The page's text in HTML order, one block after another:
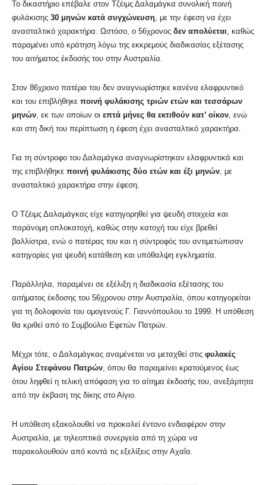
Το δικαστήριο επέβαλε στον Τζέιμς Δαλαμάγκα συνολική ποινή
φυλάκισης 30 μηνών κατά συγχώνευση, με την έφεση να έχει
ανασταλτικό χαρακτήρα. Ωστόσο, ο 56χρονος δεν απολύεται, καθώς
παραμένει υπό κράτηση λόγω της εκκρεμούς διαδικασίας εξέτασης
του αιτήματος έκδοσής του στην Αυστραλία.
Στον 86χρονο πατέρα του δεν αναγνωρίστηκε κανένα ελαφρυντικό
και του επιβλήθηκε ποινή φυλάκισης τριών ετών και τεσσάρων
μηνών, εκ των οποίων οι επτά μήνες θα εκτιθούν κατ’ οίκον, ενώ
και στη δική του περίπτωση η έφεση έχει ανασταλτικό χαρακτήρα.
Για τη σύντροφο του Δαλαμάγκα αναγνωρίστηκαν ελαφρυντικά και
της επιβλήθηκε ποινή φυλάκισης δύο ετών και έξι μηνών, με
ανασταλτικό χαρακτήρα στην έφεση.
Ο Τζέιμς Δαλαμάγκας είχε κατηγορηθεί για ψευδή στοιχεία και
παράνομη οπλοκατοχή, καθώς στην κατοχή του είχε βρεθεί
βαλλίστρα, ενώ ο πατέρας του και η σύντροφός του αντιμετώπισαν
κατηγορίες για ψευδή κατάθεση και υπόθαλψη εγκληματία.
Παράλληλα, παραμένει σε εξέλιξη η διαδικασία εξέτασης του
αιτήματος έκδοσης του 56χρονου στην Αυστραλία, όπου κατηγορείται
για τη δολοφονία του ομογενούς Γ. Γιαννόπουλου το 1999. Η υπόθεση
θα κριθεί από το Συμβούλιο Εφετών Πατρών.
Μέχρι τότε, ο Δαλαμάγκας αναμένεται να μεταχθεί στις φυλακές
Αγίου Στεφάνου Πατρών, όπου θα παραμείνει κρατούμενος έως
ότου ληφθεί η τελική απόφαση για το αίτημα έκδοσής του, ανεξάρτητα
από την έκβαση της δίκης στο Αίγιο.
Η υπόθεση εξακολουθεί να προκαλεί έντονο ενδιαφέρον στην
Αυστραλία, με τηλεοπτικά συνεργεία από τη χώρα να
παρακολουθούν από κοντά τις εξελίξεις στην Αχαΐα.